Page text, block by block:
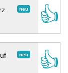
neu 👍
neu
👍